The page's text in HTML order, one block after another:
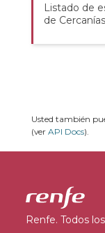
Listado de
de
Usted también
(ver API Docs).
Renfe. Todos